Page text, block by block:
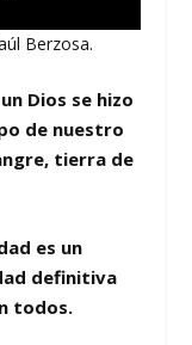
Berzosa.
Dios se hizo
de nuestro
tierra de
es un
definitiva
todos.